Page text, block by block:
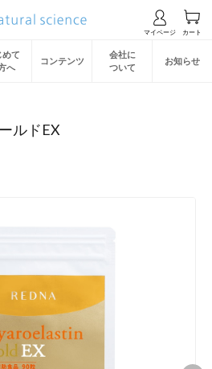
めて
へ
コンテンツ
会社に
ついて
お知らせ
ルドEX